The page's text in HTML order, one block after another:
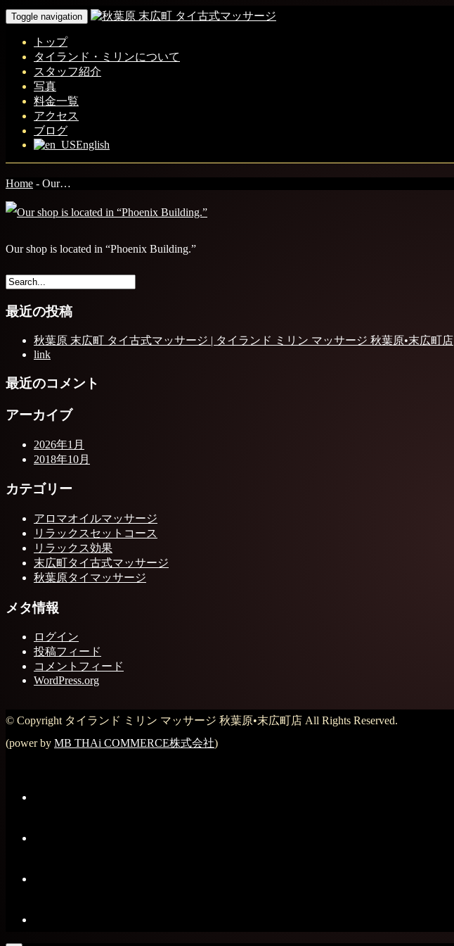
Toggle navigation
トップ
タイランド・ミリンについて
スタッフ紹介
写真
料金一覧
アクセス
ブログ
English
Home - Our…
Our shop is located in “Phoenix Building.”
最近の投稿
秋葉原 末広町 タイ古式マッサージ | タイランド ミリン マッサージ 秋葉原•末広町店
link
最近のコメント
アーカイブ
2026年1月
2018年10月
カテゴリー
アロマオイルマッサージ
リラックスセットコース
リラックス効果
末広町タイ古式マッサージ
秋葉原タイマッサージ
メタ情報
ログイン
投稿フィード
コメントフィード
WordPress.org
© Copyright タイランド ミリン マッサージ 秋葉原•末広町店 All Rights Reserved.
(power by MB THAi COMMERCE株式会社)